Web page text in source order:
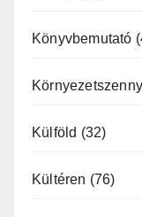
Könyvbemutató
Külföld (32)
Kültéren (76)